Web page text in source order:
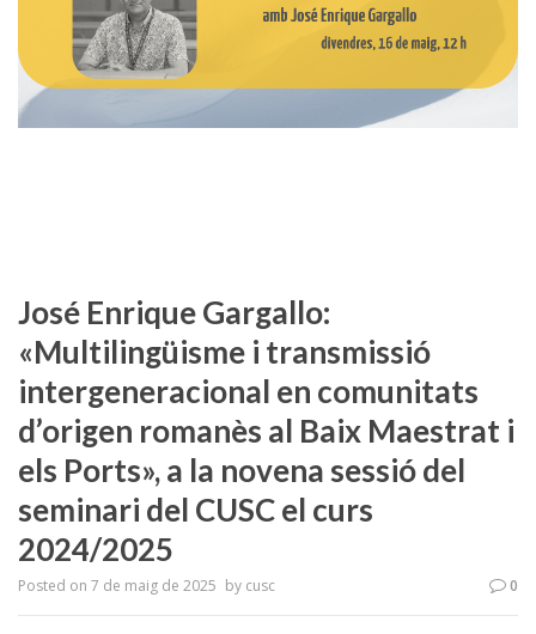
José Enrique Gargallo:
«Multilingüisme i transmissió
intergeneracional en comunitats
d’origen romanès al Baix Maestrat i
els Ports», a la novena sessió del
seminari del CUSC el curs
2024/2025
Posted on 7 de maig de 2025 by cusc 0